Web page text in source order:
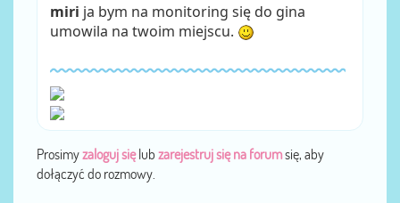
miri ja bym na monitoring się do gina
umowila na twoim miejscu.
Prosimyzaloguj sięlub zarejestruj się na forumsię, aby
dołączyć do rozmowy.